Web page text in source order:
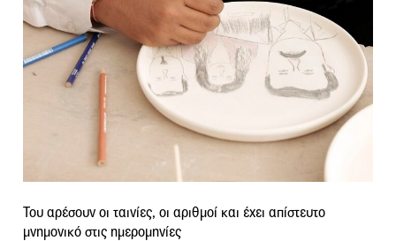
Του αρέσουν οι ταινίες, οι αριθμοί και έχει απίστευτο
μνημονικό στις ημερομηνίες